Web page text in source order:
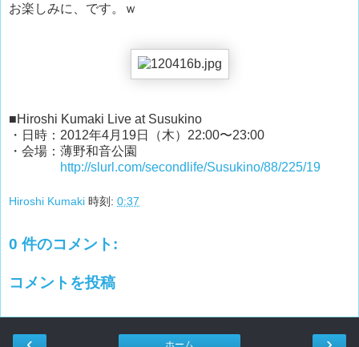
お楽しみに、です。ｗ
■Hiroshi Kumaki Live at Susukino
・日時：2012年4月19日（木）22:00〜23:00
・会場：薄野和音公園
http://slurl.com/secondlife/Susukino/88/225/19
Hiroshi Kumaki 時刻: 0:37
0 件のコメント:
コメントを投稿